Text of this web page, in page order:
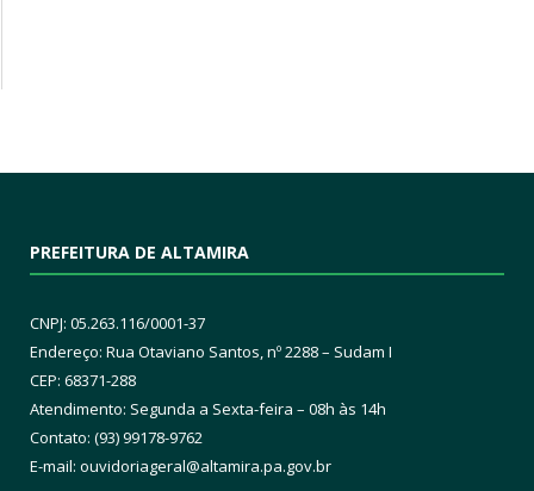
PREFEITURA DE ALTAMIRA
CNPJ: 05.263.116/0001-37
Endereço: Rua Otaviano Santos, nº 2288 – Sudam I
CEP: 68371-288
Atendimento: Segunda a Sexta-feira – 08h às 14h
Contato: (93) 99178-9762
E-mail: ouvidoriageral@altamira.pa.gov.br